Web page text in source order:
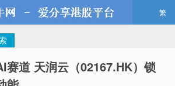
繁
赛道 天润云（02167.HK）锁